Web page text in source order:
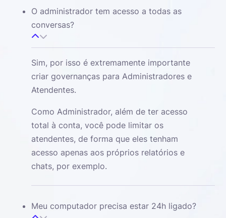
O administrador tem acesso a todas as
conversas?
Sim, por isso é extremamente importante
criar governanças para Administradores e
Atendentes.
Como Administrador, além de ter acesso
total à conta, você pode limitar os
atendentes, de forma que eles tenham
acesso apenas aos próprios relatórios e
chats, por exemplo.
Meu computador precisa estar 24h ligado?